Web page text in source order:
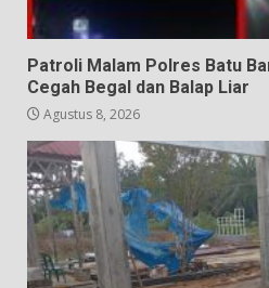
Patroli Malam Polres Batu
Cegah Begal dan Balap Liar
Agustus 8, 2026